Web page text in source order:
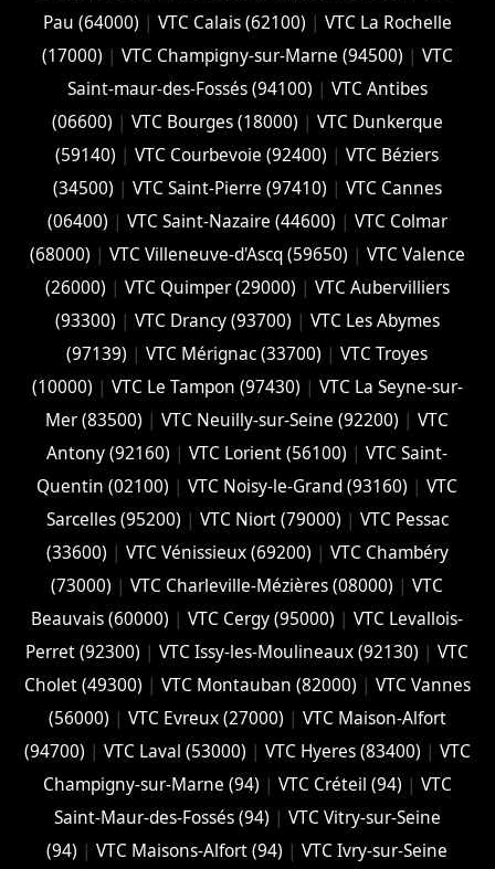
Pau (64000) | VTC Calais (‎62100) | VTC La Rochelle
(17000) | VTC Champigny-sur-Marne (94500) | VTC
Saint-maur-des-Fossés (94100) | VTC Antibes
(06600) | VTC Bourges (18000) | VTC Dunkerque
(59140) |VTC Courbevoie (92400) |VTC Béziers
(34500) | VTC Saint-Pierre (97410) | VTC Cannes
(06400) | VTC Saint-Nazaire (44600) | VTC Colmar
(68000) | VTC Villeneuve-d'Ascq (59650) | VTC Valence
(26000) | VTC Quimper (29000) | VTC Aubervilliers
(93300) | VTC Drancy (93700) | VTC Les Abymes
(97139) |VTC Mérignac (33700) |VTC Troyes
(10000) | VTC Le Tampon (97430) | VTC La Seyne-sur-
Mer (83500) |VTC Neuilly-sur-Seine (92200) |VTC
Antony (92160) |VTC Lorient (56100) |VTC Saint-
Quentin (02100) |VTC Noisy-le-Grand (93160) |VTC
Sarcelles (95200) | VTC Niort (‎79000) | VTC Pessac
(33600) | VTC Vénissieux (69200) | VTC Chambéry
(‎73000) |VTC Charleville-Mézières (08000) |VTC
Beauvais (60000) |VTC Cergy (95000) |VTC Levallois-
Perret (92300) |VTC Issy-les-Moulineaux (92130) |VTC
Cholet (‎49300) | VTC Montauban (82000) | VTC Vannes
(56000) | VTC Evreux (27000) | VTC Maison-Alfort
(94700) | VTC Laval (53000) | VTC Hyeres (‎83400) | VTC
Champigny-sur-Marne (94) | VTC Créteil (94) | VTC
Saint-Maur-des-Fossés (94) | VTC Vitry-sur-Seine
(94) |VTC Maisons-Alfort (94) |VTC Ivry-sur-Seine